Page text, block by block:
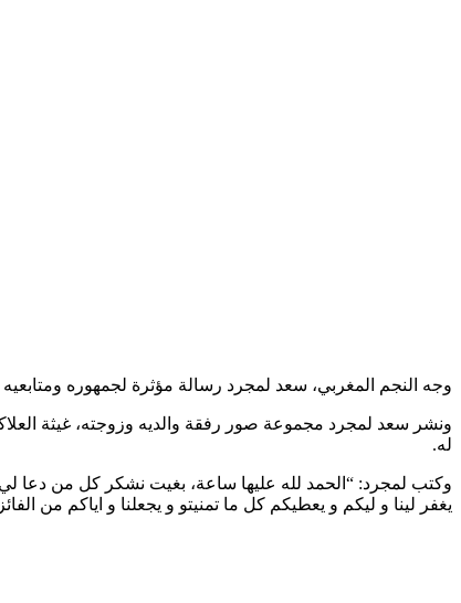
وجه النجم المغربي، سعد لمجرد رسالة مؤثرة لجمهوره
ونشر سعد لمجرد مجموعة صور رفقة والديه وزوجته، غيثة
له.
وكتب لمجرد: “الحمد لله عليها ساعة، بغيت نشكر كل من دعا لي
يغفر لينا و ليكم و يعطيكم كل ما تمنيتو و يجعلنا و اياكم من